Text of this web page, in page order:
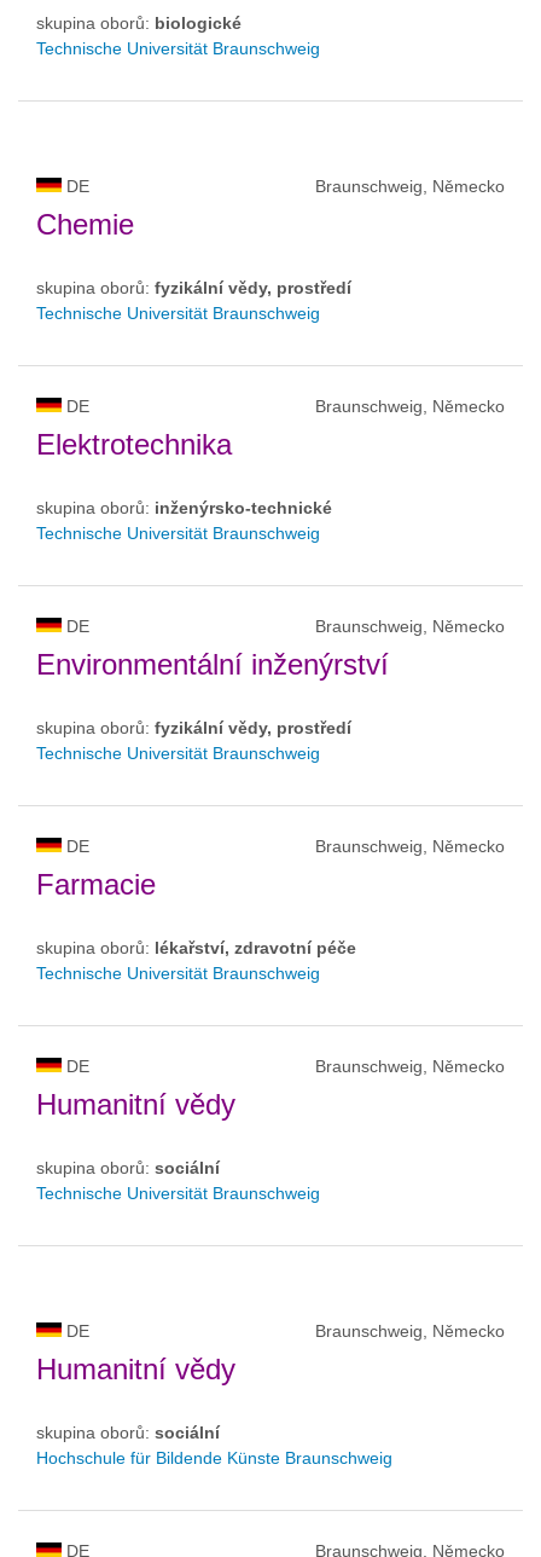
skupina oborů: biologické
Technische Universität Braunschweig
DE Braunschweig, Německo
Chemie
skupina oborů: fyzikální vědy, prostředí
Technische Universität Braunschweig
DE Braunschweig, Německo
Elektrotechnika
skupina oborů: inženýrsko-technické
Technische Universität Braunschweig
DE Braunschweig, Německo
Environmentální inženýrství
skupina oborů: fyzikální vědy, prostředí
Technische Universität Braunschweig
DE Braunschweig, Německo
Farmacie
skupina oborů: lékařství, zdravotní péče
Technische Universität Braunschweig
DE Braunschweig, Německo
Humanitní vědy
skupina oborů: sociální
Technische Universität Braunschweig
DE Braunschweig, Německo
Humanitní vědy
skupina oborů: sociální
Hochschule für Bildende Künste Braunschweig
DE Braunschweig, Německo